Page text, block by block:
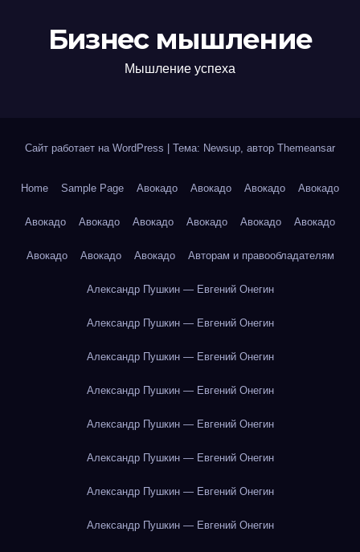
Бизнес мышление
Мышление успеха
Сайт работает на WordPress Тема: Newsup, автор Themeansar
Home Sample Page Авокадо Авокадо Авокадо Авокадо
Авокадо Авокадо Авокадо Авокадо Авокадо Авокадо
Авокадо Авокадо Авокадо Авторам и правообладателям
Александр Пушкин — Евгений Онегин
Александр Пушкин — Евгений Онегин
Александр Пушкин — Евгений Онегин
Александр Пушкин — Евгений Онегин
Александр Пушкин — Евгений Онегин
Александр Пушкин — Евгений Онегин
Александр Пушкин — Евгений Онегин
Александр Пушкин — Евгений Онегин